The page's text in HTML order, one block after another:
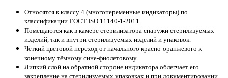
Относятся к классу 4 (многопеременные индикаторы) по
классификации ГОСТ ISO 11140-1-2011.
Помещаются как в камере стерилизатора снаружи стерилизуемых
изделий, так и внутри стерилизуемых изделий и упаковок.
Чёткий цветовой переход от начального красно-оранжевого к
конечному тёмному сине-фиолетовому.
Липкий слой на обратной стороне индикатора облегчает его
закрепление на стерилизуемых упаковках и при документировании.